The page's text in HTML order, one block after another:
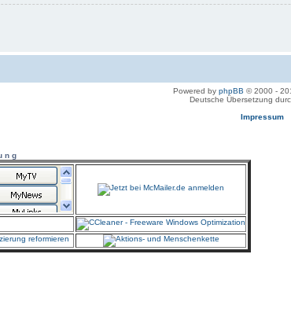
Powered by phpBB © 2000 -
Deutsche Übersetzung
Impressum
n g